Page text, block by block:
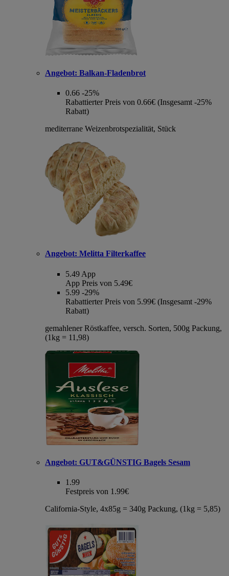
Angebot: Balkan-Fladenbrot
0.66 -25%
Rabattierter Preis von 0.66€ (Insgesamt -25%
Rabatt)
mediterrane Weizenbrotspezialität, Stück
Angebot: Melitta Filterkaffee
5.49 App
App Preis von 5.49€
5.99 -29%
Rabattierter Preis von 5.99€ (Insgesamt -29%
Rabatt)
gemahlener Röstkaffee, versch. Sorten, 500g Packung,
(1kg = 11,98)
Angebot: GUT&GÜNSTIG Bagels Sesam
1.99
Festpreis von 1.99€
California-Style, 4x85g = 340g Packung, (1kg = 5,85)